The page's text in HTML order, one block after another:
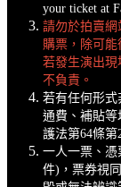
your ticket at
請勿於拍賣
購票，除可能
若發生演出
不負責。
若有任何形式
通費、補貼
護法第64條第
一人一票、憑
件) ， 票券視